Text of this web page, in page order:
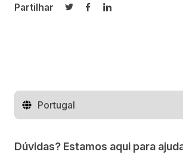
Partilhar
Partilhar no Twitter
Partilhar no Facebook
Partilhar no
Mude o território
Dúvidas? Estamos aqui para